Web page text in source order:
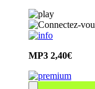
MP3 2,40€